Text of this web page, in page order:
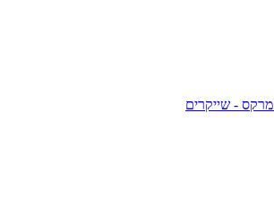
מרקס - שייקרים